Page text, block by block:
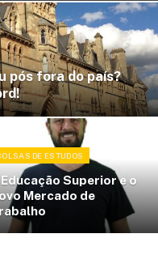
pós fora do país?
DE ESTUDOS
Superior e o
Mercado de